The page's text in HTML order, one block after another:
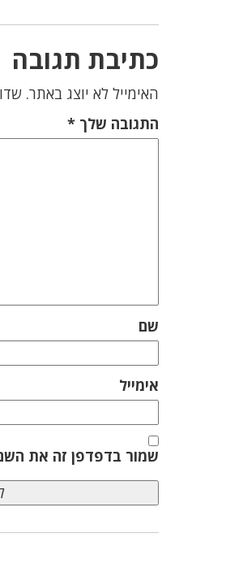
כתיבת תגובה
האימייל לא יוצג באתר.
התגובה שלך*
שם
אימייל
שמור בדפדפן זה את